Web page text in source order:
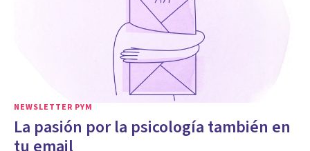
NEWSLETTER PYM
La pasión por la psicología también en